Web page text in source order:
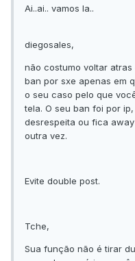
Ai..ai.. vamos la..
diegosales,
não costumo voltar
ban por sxe apenas em
o seu caso pelo que
tela. O seu ban foi por
desrespeita ou fica
outra vez.
Evite double post.
Tche,
Sua função não é tirar